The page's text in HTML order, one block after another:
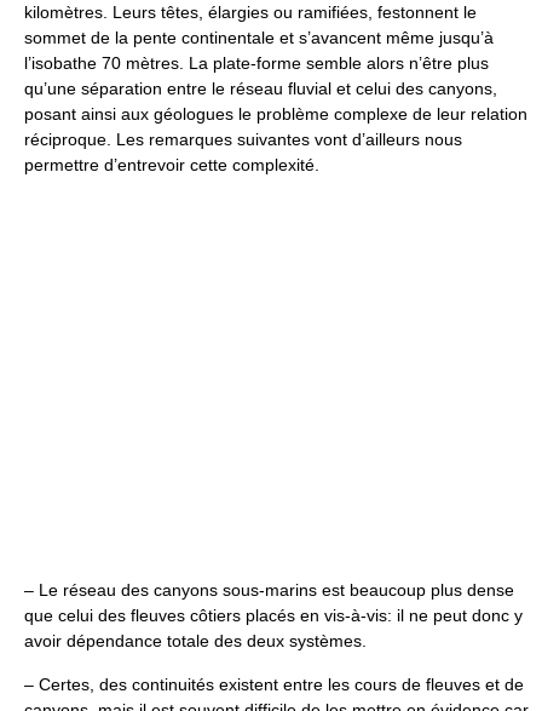
kilomètres. Leurs têtes, élargies ou ramifiées, festonnent le
sommet de la pente continentale et s’avancent même jusqu’à
l’isobathe 70 mètres. La plate-forme semble alors n’être plus
qu’une séparation entre le réseau fluvial et celui des canyons,
posant ainsi aux géologues le problème complexe de leur relation
réciproque. Les remarques suivantes vont d’ailleurs nous
permettre d’entrevoir cette complexité.
– Le réseau des canyons sous-marins est beaucoup plus dense
que celui des fleuves côtiers placés en vis-à-vis: il ne peut donc y
avoir dépendance totale des deux systèmes.
– Certes, des continuités existent entre les cours de fleuves et de